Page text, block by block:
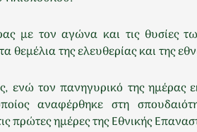
με τον αγώνα και τις θυσίες
της ελευθερίας και της
ενώ τον πανηγυρικό της ημέρας
αναφέρθηκε στη
πρώτες ημέρες της Εθνικής